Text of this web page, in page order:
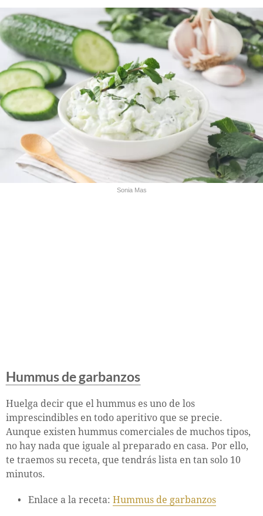
Sonia Mas
Hummus de garbanzos
Huelga decir que el hummus es uno de los
imprescindibles en todo aperitivo que se precie.
Aunque existen hummus comerciales de muchos tipos,
no hay nada que iguale al preparado en casa. Por ello,
te traemos su receta, que tendrás lista en tan solo 10
minutos.
Enlace a la receta: Hummus de garbanzos